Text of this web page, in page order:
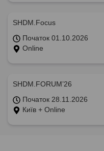
SHDM.Focus
Початок 01.10.2026
Online
SHDM.FORUM’26
Початок 28.11.2026
Київ + Online